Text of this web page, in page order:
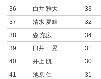
36
白井 雅大 33
37
清水 夏輝 32
38
森 充広 34
39
臼井 一晃 31
40
井上 航 30
41
池原 仁 31